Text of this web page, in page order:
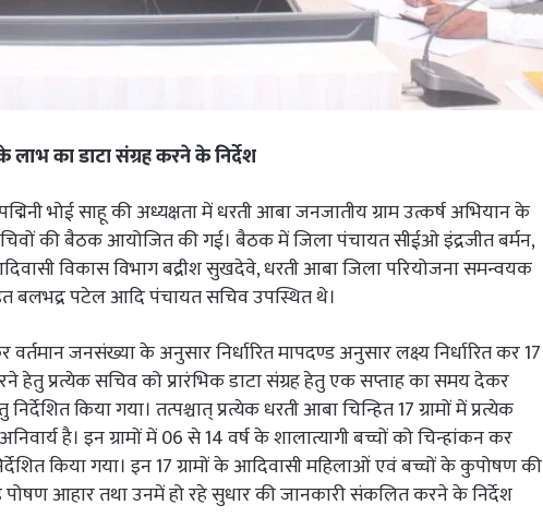
लाभ का डाटा संग्रह करने के निर्देश
भोई साहू की अध्यक्षता में धरती आबा जनजातीय ग्राम उत्कर्ष अभियान के
की बैठक आयोजित की गई। बैठक में जिला पंचायत सीईओ इंद्रजीत बर्मन,
विकास विभाग बद्रीश सुखदेवे, धरती आबा जिला परियोजना समन्वयक
बलभद्र पटेल आदि पंचायत सचिव उपस्थित थे।
वर्तमान जनसंख्या के अनुसार निर्धारित मापदण्ड अनुसार लक्ष्य निर्धारित कर 17
प्रत्येक सचिव को प्रारंभिक डाटा संग्रह हेतु एक सप्ताह का समय देकर
किया गया। तत्पश्चात् प्रत्येक धरती आबा चिन्हित 17 ग्रामों में प्रत्येक
है। इन ग्रामों में 06 से 14 वर्ष के शालात्यागी बच्चों को चिन्हांकन कर
किया गया। इन 17 ग्रामों के आदिवासी महिलाओं एवं बच्चों के कुपोषण की
आहार तथा उनमें हो रहे सुधार की जानकारी संकलित करने के निर्देश